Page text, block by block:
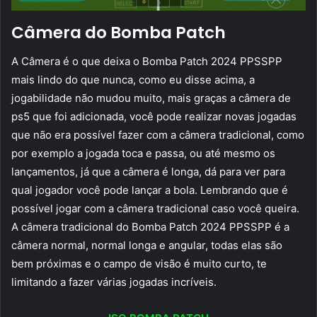
Câmera do Bomba Patch
A Câmera é o que deixa o Bomba Patch 2024 PPSSPP
mais lindo do que nunca, como eu disse acima, a
jogabilidade não mudou muito, mais graças a câmera de
ps5 que foi adicionada, você pode realizar novas jogadas
que não era possível fazer com a câmera tradicional, como
por exemplo a jogada toca e passa, ou até mesmo os
lançamentos, já que a câmera é longa, dá para ver para
qual jogador você pode lançar a bola. Lembrando que é
possível jogar com a câmera tradicional caso você queira.
A câmera tradicional do Bomba Patch 2024 PPSSPP é a
câmera normal, normal longa e angular, todas elas são
bem próximas e o campo de visão é muito curto, te
limitando a fazer várias jogadas incríveis.